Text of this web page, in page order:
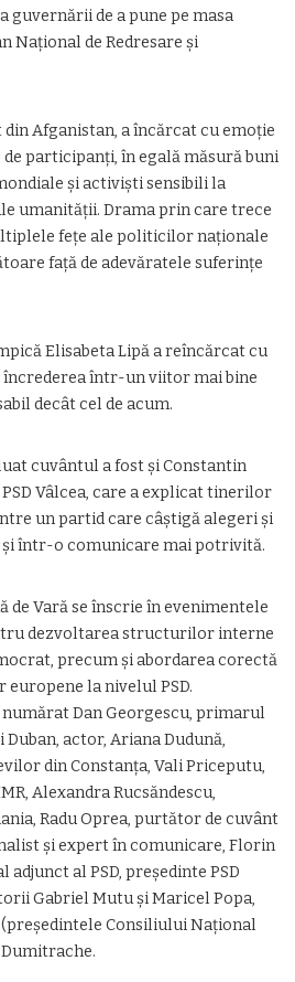
de a pune pe masa
Național de Redresare și
Afganistan, a încărcat cu emoție
de participanți, în egală măsură buni
și activiști sensibili la
umanității. Drama prin care trece
fețe ale politicilor naționale
față de adevăratele suferințe
Elisabeta Lipă a reîncărcat cu
într-un viitor mai bine
decât cel de acum.
cuvântul a fost și Constantin
Vâlcea, care a explicat tinerilor
un partid care câștigă alegeri și
și într-o comunicare mai potrivită.
de Vară se înscrie în evenimentele
dezvoltarea structurilor interne
precum și abordarea corectă
la nivelul PSD.
Dan Georgescu, primarul
actor, Ariana Dudună,
din Constanța, Vali Priceputu,
Alexandra Rucsăndescu,
Radu Oprea, purtător de cuvânt
și expert în comunicare, Florin
al PSD, președinte PSD
Gabriel Mutu și Maricel Popa,
Consiliului Național